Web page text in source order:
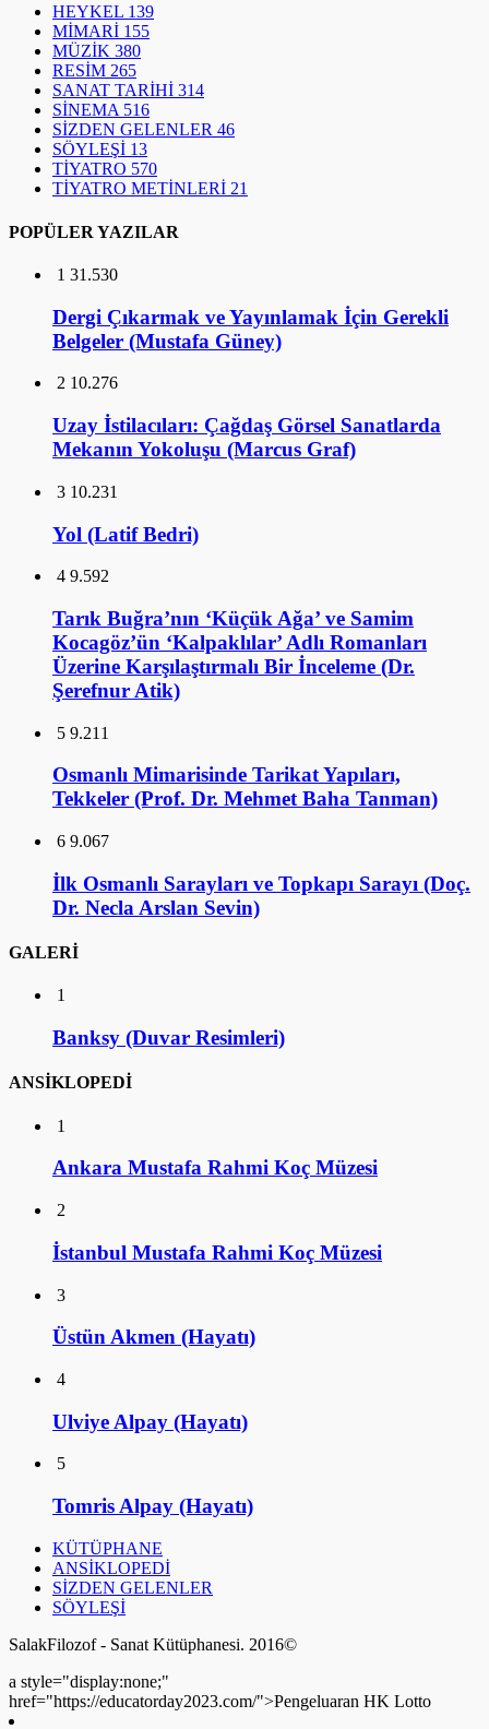
HEYKEL 139
MİMARİ 155
MÜZİK 380
RESİM 265
SANAT TARİHİ 314
SİNEMA 516
SİZDEN GELENLER 46
SÖYLEŞİ 13
TİYATRO 570
TİYATRO METİNLERİ 21
POPÜLER YAZILAR
1 31.530
Dergi Çıkarmak ve Yayınlamak İçin Gerekli
Belgeler (Mustafa Güney)
2 10.276
Uzay İstilacıları: Çağdaş Görsel Sanatlarda
Mekanın Yokoluşu (Marcus Graf)
3 10.231
Yol (Latif Bedri)
4 9.592
Tarık Buğra’nın ‘Küçük Ağa’ ve Samim
Kocagöz’ün ‘Kalpaklılar’ Adlı Romanları
Üzerine Karşılaştırmalı Bir İnceleme (Dr.
Şerefnur Atik)
5 9.211
Osmanlı Mimarisinde Tarikat Yapıları,
Tekkeler (Prof. Dr. Mehmet Baha Tanman)
6 9.067
İlk Osmanlı Sarayları ve Topkapı Sarayı (Doç.
Dr. Necla Arslan Sevin)
GALERİ
1
Banksy (Duvar Resimleri)
ANSİKLOPEDİ
1
Ankara Mustafa Rahmi Koç Müzesi
2
İstanbul Mustafa Rahmi Koç Müzesi
3
Üstün Akmen (Hayatı)
4
Ulviye Alpay (Hayatı)
5
Tomris Alpay (Hayatı)
KÜTÜPHANE
ANSİKLOPEDİ
SİZDEN GELENLER
SÖYLEŞİ
SalakFilozof - Sanat Kütüphanesi. 2016©
a style="display:none;"
href="https://educatorday2023.com/">Pengeluaran HK Lotto